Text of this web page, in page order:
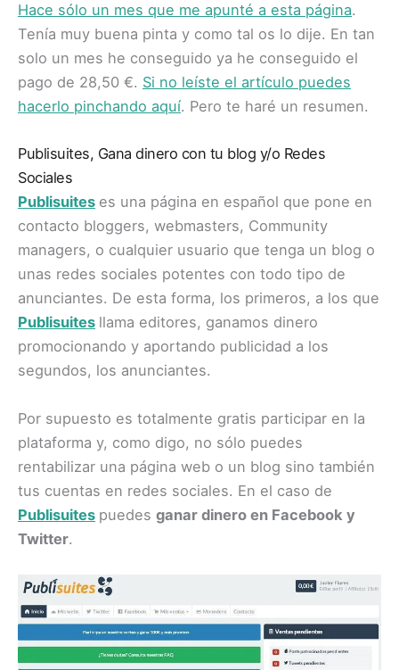
Hace sólo un mes que me apunté a esta página.
Tenía muy buena pinta y como tal os lo dije. En tan
solo un mes he conseguido ya he conseguido el
pago de 28,50 €. Si no leíste el artículo puedes
hacerlo pinchando aquí. Pero te haré un resumen.
Publisuites, Gana dinero con tu blog y/o Redes
Sociales
Publisuites es una página en español que pone en
contacto bloggers, webmasters, Community
managers, o cualquier usuario que tenga un blog o
unas redes sociales potentes con todo tipo de
anunciantes. De esta forma, los primeros, a los que
Publisuites llama editores, ganamos dinero
promocionando y aportando publicidad a los
segundos, los anunciantes.
Por supuesto es totalmente gratis participar en la
plataforma y, como digo, no sólo puedes
rentabilizar una página web o un blog sino también
tus cuentas en redes sociales. En el caso de
Publisuites puedes ganar dinero en Facebook y
Twitter.